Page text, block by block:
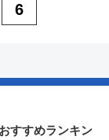
6
すすめランキン